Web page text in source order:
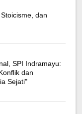
dan
SPI Indramayu:
dan
Sejati"